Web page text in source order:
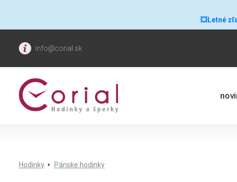
💥Letné
info@corial.sk
Hodinky Pánske hodinky